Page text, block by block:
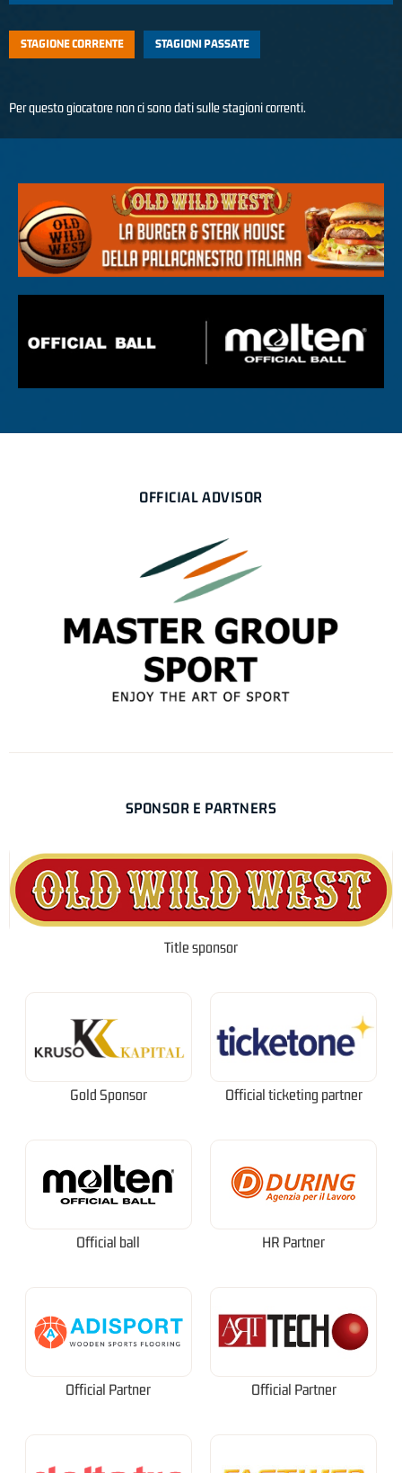
STAGIONE CORRENTE STAGIONI PASSATE
Per questo giocatore non ci sono dati sulle stagioni correnti.
OFFICIAL ADVISOR
SPONSOR E PARTNERS
Title sponsor
Gold Sponsor Official ticketing partner
Official ball HR Partner
Official Partner Official Partner